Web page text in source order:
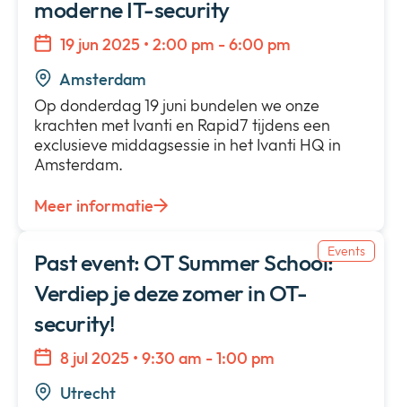
moderne IT-security
19 jun 2025 • 2:00 pm - 6:00 pm
Amsterdam
Op donderdag 19 juni bundelen we onze
krachten met Ivanti en Rapid7 tijdens een
exclusieve middagsessie in het Ivanti HQ in
Amsterdam.
Meer informatie
Events
Past event: OT Summer School:
Verdiep je deze zomer in OT-
security!
8 jul 2025 • 9:30 am - 1:00 pm
Utrecht